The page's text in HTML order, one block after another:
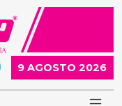
9 AGOSTO 2026